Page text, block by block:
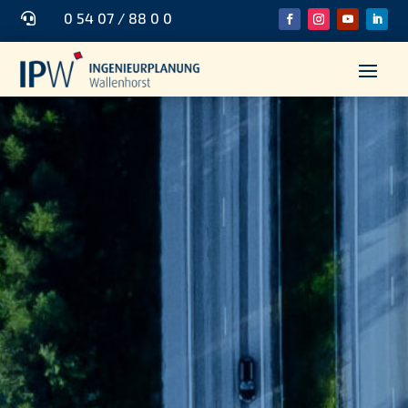
 0 54 07 / 88 0 0